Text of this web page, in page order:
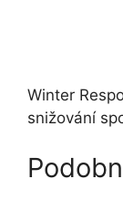
Winter
snižování